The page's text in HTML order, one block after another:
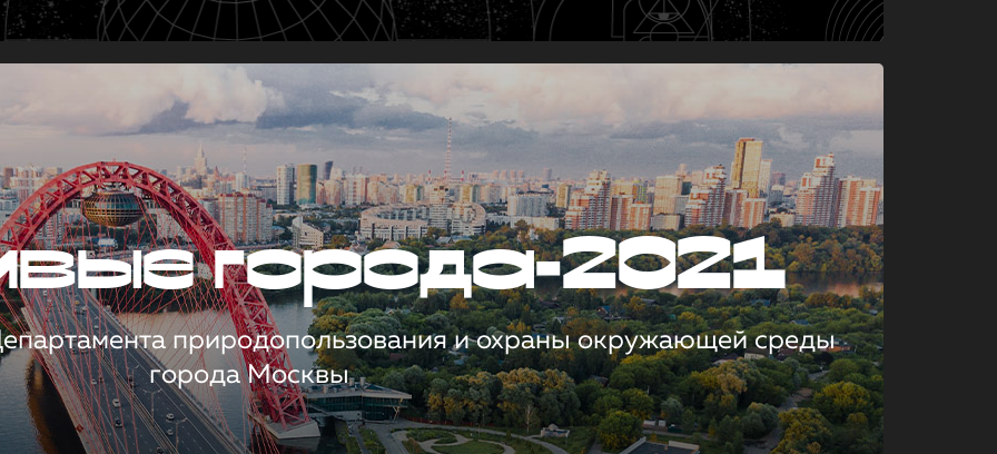
города-2021
природопользования и охраны окружающей среды
города Москвы